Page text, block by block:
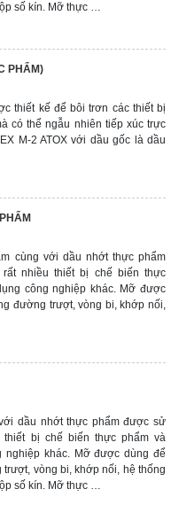
số kín. Mỡ thực …
PHẨM)
thiết kế để bôi trơn các thiết bị
có thể ngẫu nhiên tiếp xúc trực
M-2 ATOX với dầu gốc là dầu
cùng với dầu nhớt thực phẩm
nhiều thiết bị chế biến thực
công nghiệp khác. Mỡ được
đường trượt, vòng bi, khớp nối,
dầu nhớt thực phẩm được sử
thiết bị chế biến thực phẩm và
nghiệp khác. Mỡ được dùng để
vòng bi, khớp nối, hệ thống
số kín. Mỡ thực …